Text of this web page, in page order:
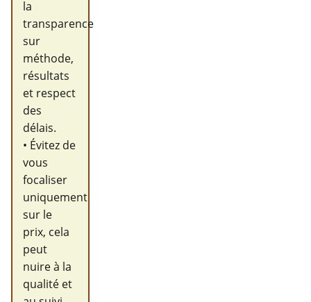
la
transparence
sur
méthode,
résultats
et respect
des
délais.
• Évitez de
vous
focaliser
uniquement
sur le
prix, cela
peut
nuire à la
qualité et